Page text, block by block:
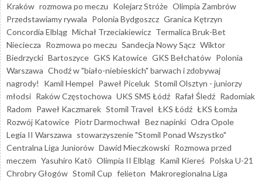
Kraków rozmowa po meczu Kolejarz Stróże Olimpia Zambrów
Przedstawiamy rywala Polonia Bydgoszcz Granica Kętrzyn
Concordia Elbląg Michał Trzeciakiewicz Termalica Bruk-Bet
Nieciecza Rozmowa po meczu Sandecja Nowy Sącz Wiktor
Biedrzycki Bartoszyce GKS Katowice GKS Bełchatów Polonia
Warszawa Chodź w "biało-niebieskich" barwach i zdobywaj
nagrody!
Kamil Hempel Paweł Piceluk Stomil Olsztyn - juniorzy
młodsi Raków Częstochowa UKS SMS Łódź Rafał Śledź Radomiak
Radom Paweł Kaczmarek Stomil Travel ŁKS Łódź ŁKS Łomża
Rozwój Katowice Piotr Darmochwał Bez napinki Odra Opole
Legia II Warszawa stowarzyszenie "Stomil Ponad Wszystko"
Centralna Liga Juniorów Dawid Mieczkowski Rozmowa przed
meczem Yasuhiro Katō Olimpia II Elbląg Kamil Kiereś Polska U-21
Chrobry Głogów Stomil Cup felieton Makroregionalna Liga